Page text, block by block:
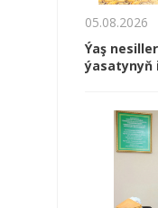
05.08.2026
Ýaş
ýa­sa­ty­nyň